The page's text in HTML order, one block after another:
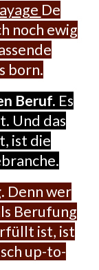
De
noch ewig
born.
Beruf. Es
Und das
ist die
Denn wer
Berufung
ist, ist
up-to-